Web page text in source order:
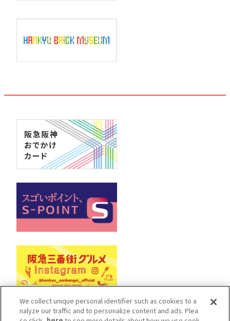
We collect unique personal identifier such as cookies to a
nalyze our traffic and to personalize content and ads. Plea